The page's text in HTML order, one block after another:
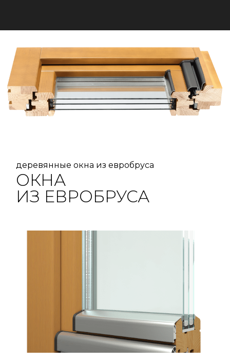
деревянные окна из евробруса
ОКНА
ИЗ ЕВРОБРУСА